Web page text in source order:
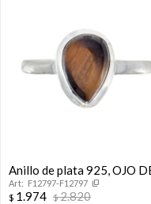
Anillo de plata 925, OJO
TIGRE.F12797-F12797
$ 1.974 $2.820